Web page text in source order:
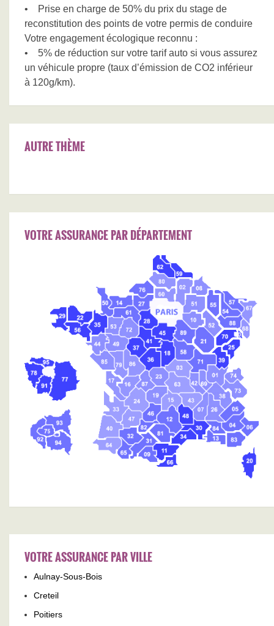
• Prise en charge de 50% du prix du stage de
reconstitution des points de votre permis de conduire
Votre engagement écologique reconnu :
• 5% de réduction sur votre tarif auto si vous assurez
un véhicule propre (taux d’émission de CO2 inférieur
à 120g/km).
AUTRE THÈME
VOTRE ASSURANCE PAR DÉPARTEMENT
VOTRE ASSURANCE PAR VILLE
Aulnay-Sous-Bois
Creteil
Poitiers